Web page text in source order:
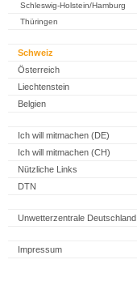
Schleswig-Holstein/Hamburg
Thüringen
Schweiz
Österreich
Liechtenstein
Belgien
Ich will mitmachen (DE)
Ich will mitmachen (CH)
Nützliche Links
DTN
Unwetterzentrale Deutschland
Impressum